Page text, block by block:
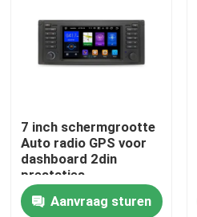
Thuis
7 inch schermgrootte
Auto radio GPS voor
dashboard 2din
prestaties
Aanvraag sturen